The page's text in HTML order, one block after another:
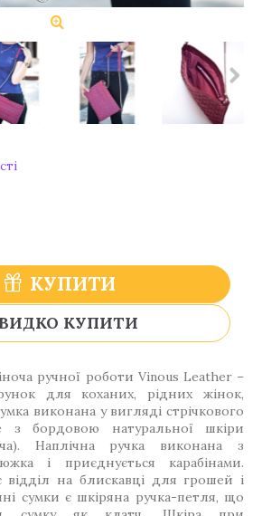
КУПИТИ
КУПИТИ
ручної роботи Vinous Leather –
для коханих, рідних жінок,
виконана у вигляді стрічкового
з бордовою натуральної шкіри
Наплічна ручка виконана з
і приєднується карабінами.
відділ на блискавці для грошей і
сумки є шкіряна ручка-петля, що